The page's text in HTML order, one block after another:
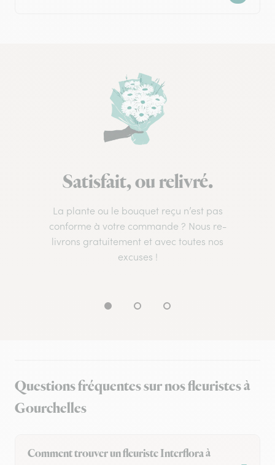
Satisfait, ou relivré.
La plante ou le bouquet reçu n’est pas
conforme à votre commande ? Nous re-
livrons gratuitement et avec toutes nos
excuses !
Questions fréquentes sur nos fleuristes à
Gourchelles
Comment trouver un fleuriste Interflora à